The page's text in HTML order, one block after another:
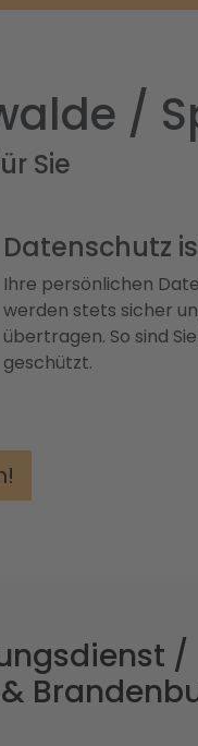
/
Sie
Datenschutz
Ihre persönlichen
werden stets sicher
übertragen. So sind
geschützt.
/